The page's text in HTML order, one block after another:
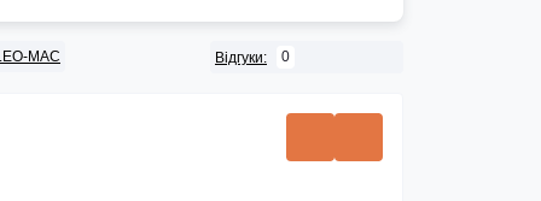
MAC Відгуки: 0